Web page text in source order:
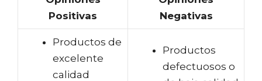
Positivas
Negativas
Productos de
excelente
calidad
Productos
defectuosos o